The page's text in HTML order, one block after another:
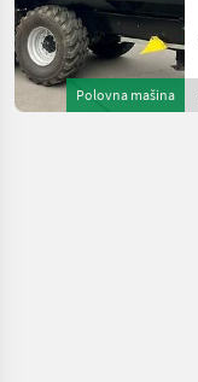
Polovna mašina